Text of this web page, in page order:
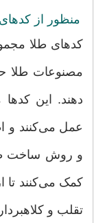
منظور از
کدهای طلا
مصنوعات طلا
دهند. این
عمل می‌کنند و
و روش ساخت
کمک می‌کنند تا
تقلب و